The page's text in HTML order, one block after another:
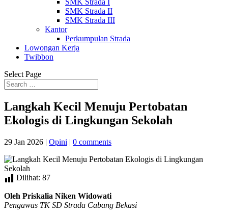
SMK Strada I
SMK Strada II
SMK Strada III
Kantor
Perkumpulan Strada
Lowongan Kerja
Twibbon
Select Page
Langkah Kecil Menuju Pertobatan
Ekologis di Lingkungan Sekolah
29 Jan 2026 | Opini | 0 comments
Dilihat: 87
Oleh Priskalia Niken Widowati
Pengawas TK SD Strada Cabang Bekasi